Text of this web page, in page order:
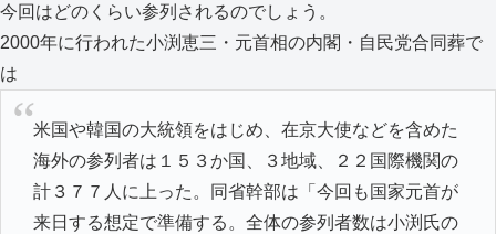
今回はどのくらい参列されるのでしょう。
2000年に行われた小渕恵三・元首相の内閣・自民党合同葬で
は
米国や韓国の大統領をはじめ、在京大使などを含めた
海外の参列者は１５３か国、３地域、２２国際機関の
計３７７人に上った。同省幹部は「今回も国家元首が
来日する想定で準備する。全体の参列者数は小渕氏の